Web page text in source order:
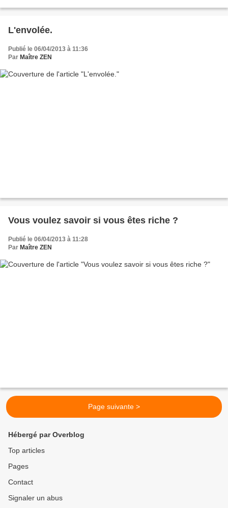
L'envolée.
Publié le 06/04/2013 à 11:36
Par Maître ZEN
Vous voulez savoir si vous êtes riche ?
Publié le 06/04/2013 à 11:28
Par Maître ZEN
Page suivante >
Hébergé par Overblog
Top articles
Pages
Contact
Signaler un abus